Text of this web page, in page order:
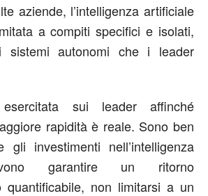
aziende, l’intelligenza artificiale
a compiti specifici e isolati,
sistemi autonomi che i leader
sui leader affinché
rapidità è reale. Sono ben
gli investimenti nell’intelligenza
garantire un ritorno
quantificabile, non limitarsi a un